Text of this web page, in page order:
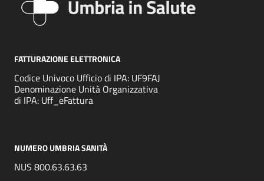
FATTURAZIONE ELETTRONICA
Codice Univoco Ufficio di IPA: UF9FAJ
Denominazione Unità Organizzativa
di IPA: Uff_eFattura
NUMERO UMBRIA SANITÀ
NUS 800.63.63.63